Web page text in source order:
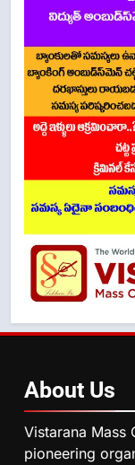
About Us
Vistarana Mass
pioneering